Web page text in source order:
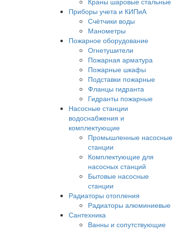
Приборы учета и КИПиА
Счётчики воды
Манометры
Пожарное оборудование
Огнетушители
Пожарная арматура
Пожарные шкафы
Подставки пожарные
Фланцы гидранта
Гидранты пожарные
Насосные станции
водоснабжения и
комплектующие
Промышленные насосные
станции
Комплектующие для
насосных станций
Бытовые насосные
станции
Радиаторы отопления
Радиаторы алюминиевые
Сантехника
Ванны и сопутствующие